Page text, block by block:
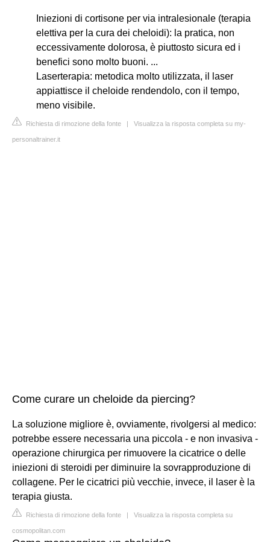
Iniezioni di cortisone per via intralesionale (terapia
elettiva per la cura dei cheloidi): la pratica, non
eccessivamente dolorosa, è piuttosto sicura ed i
benefici sono molto buoni. ...
Laserterapia: metodica molto utilizzata, il laser
appiattisce il cheloide rendendolo, con il tempo,
meno visibile.
Richiesta di rimozione della fonte | Visualizza la risposta completa su my-
personaltrainer.it
Come curare un cheloide da piercing?
La soluzione migliore è, ovviamente, rivolgersi al medico:
potrebbe essere necessaria una piccola - e non invasiva -
operazione chirurgica per rimuovere la cicatrice o delle
iniezioni di steroidi per diminuire la sovrapproduzione di
collagene. Per le cicatrici più vecchie, invece, il laser è la
terapia giusta.
Richiesta di rimozione della fonte | Visualizza la risposta completa su
cosmopolitan.com